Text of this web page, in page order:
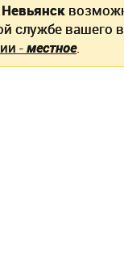
службе вашего
-местное.